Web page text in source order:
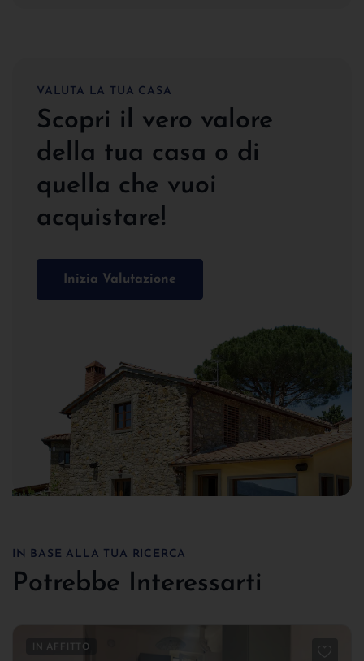
VALUTA LA TUA CASA
Scopri il vero valore
della tua casa o di
quella che vuoi
acquistare!
Inizia Valutazione
IN BASE ALLA TUA RICERCA
Potrebbe Interessarti
IN AFFITTO